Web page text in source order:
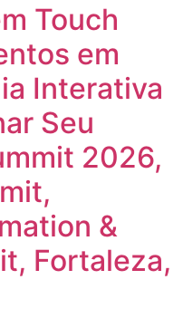
Touch
em
Interativa
Seu
2026,
&
Fortaleza,